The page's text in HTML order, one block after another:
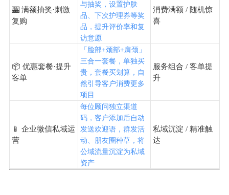
🎰 满额抽奖·刺激
复购
与抽奖，设置护肤
品、下次护理券等奖
品，提升评价率和复
访意愿
消费满额 / 随机惊
喜
📦 优惠套餐·提升
客单
「脸部+颈部+肩颈」
三合一套餐，单独买
贵，套餐买划算，自
然引导客户消费更多
项目
服务组合 / 客单提
升
📱 企业微信私域运
营
每位顾问独立渠道
码，客户添加后自动
发送欢迎语，群发活
动、朋友圈种草，将
公域流量沉淀为私域
资产
私域沉淀 / 精准触
达